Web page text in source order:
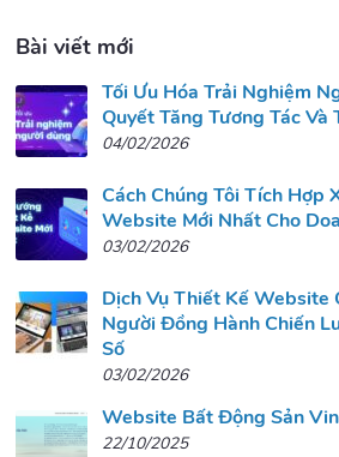
Bài viết mới
Tối Ưu Hóa Trải Nghiệm
Quyết Tăng Tương Tác Và
04/02/2026
Cách Chúng Tôi Tích Hợp
Website Mới Nhất Cho
03/02/2026
Dịch Vụ Thiết Kế Website
Người Đồng Hành Chiến
Số
03/02/2026
Website Bất Động Sản
22/10/2025